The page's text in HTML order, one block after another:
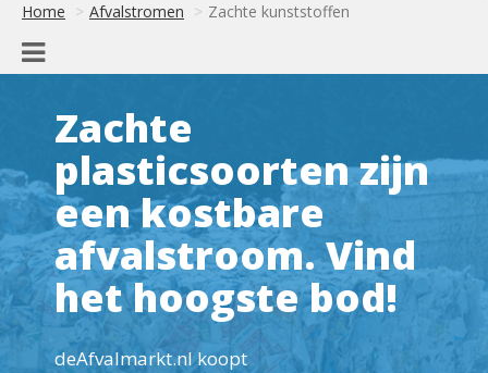
Home Afvalstromen Zachte kunststoffen
Zachte
plasticsoorten zijn
een kostbare
afvalstroom. Vind
het hoogste bod!
deAfvalmarkt.nl koopt